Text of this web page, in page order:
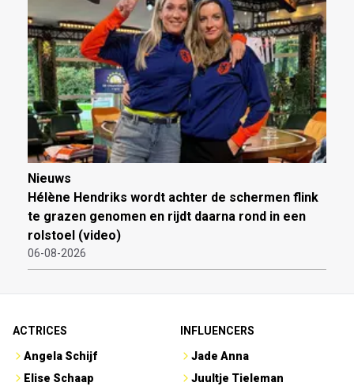
Nieuws
Hélène Hendriks wordt achter de schermen flink
te grazen genomen en rijdt daarna rond in een
rolstoel (video)
06-08-2026
ACTRICES
Angela Schijf
Elise Schaap
INFLUENCERS
Jade Anna
Juultje Tieleman